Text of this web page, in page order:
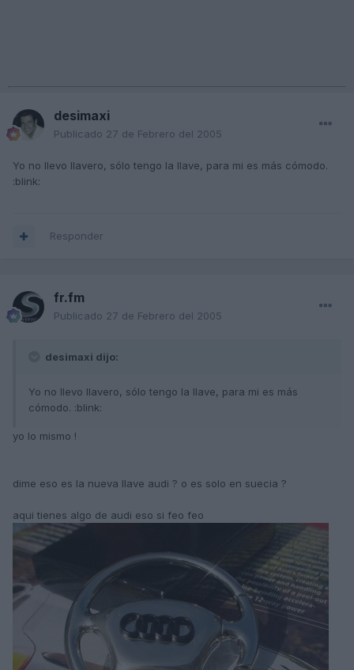
desimaxi
Publicado 27 de Febrero del 2005
Yo no llevo llavero, sólo tengo la llave, para mi es más cómodo.
:blink:
Responder
fr.fm
Publicado 27 de Febrero del 2005
desimaxi dijo:
Yo no llevo llavero, sólo tengo la llave, para mi es más
cómodo. :blink:
yo lo mismo !
dime eso es la nueva llave audi ? o es solo en suecia ?
aqui tienes algo de audi eso si feo feo